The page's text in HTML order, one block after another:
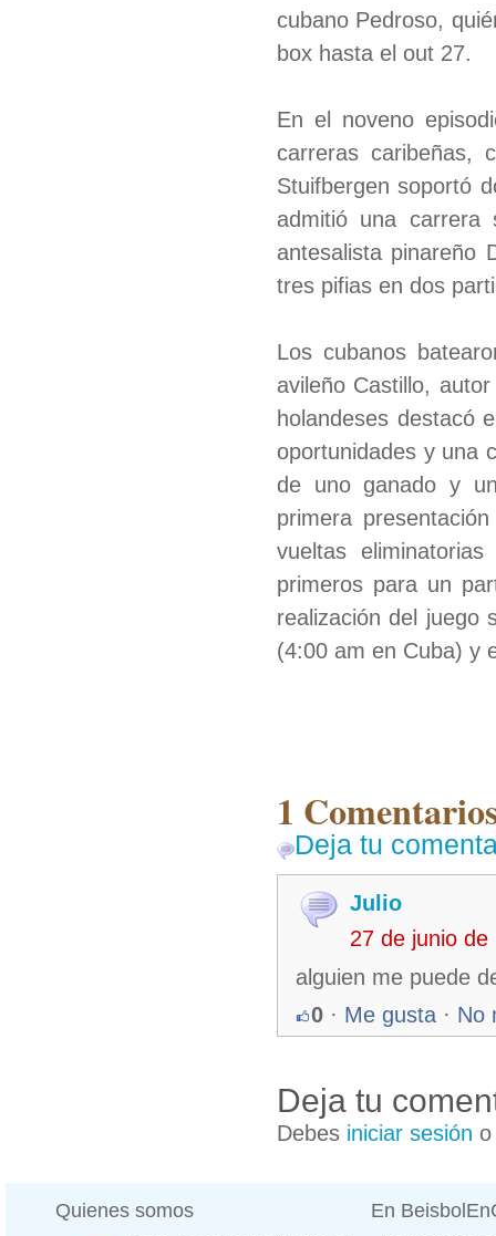
cubano Pedroso,
box hasta el out 27.
En el noveno
carreras caribeñas,
Stuifbergen soportó
admitió una
antesalista pinareño
tres pifias en dos
Los cubanos
avileño Castillo,
holandeses destacó
oportunidades y una
de uno ganado y
primera
vueltas
primeros para un
realización del juego
(4:00 am en Cuba) y
1
Deja tu
Julio
27 de junio
alguien me puede
0 · Me gusta · No
Deja tu
Debes iniciar sesión
Quienes somos En